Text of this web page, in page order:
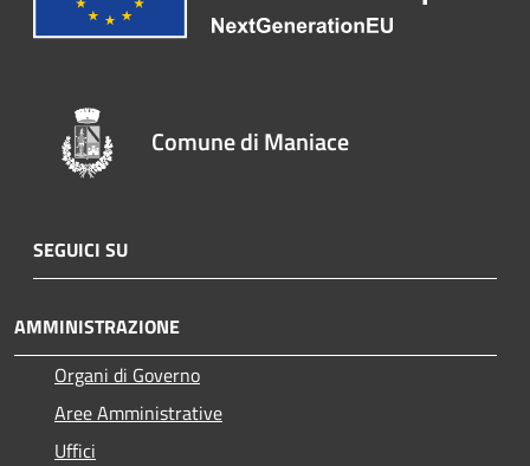
Comune di Maniace
SEGUICI SU
AMMINISTRAZIONE
Organi di Governo
Aree Amministrative
Uffici